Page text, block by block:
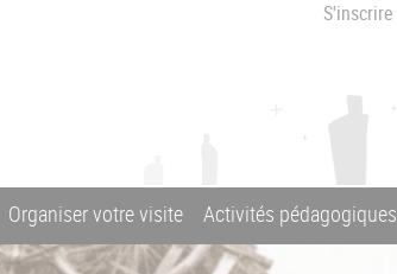
S'inscrire
Organiser votre visite Activités pédagogiques